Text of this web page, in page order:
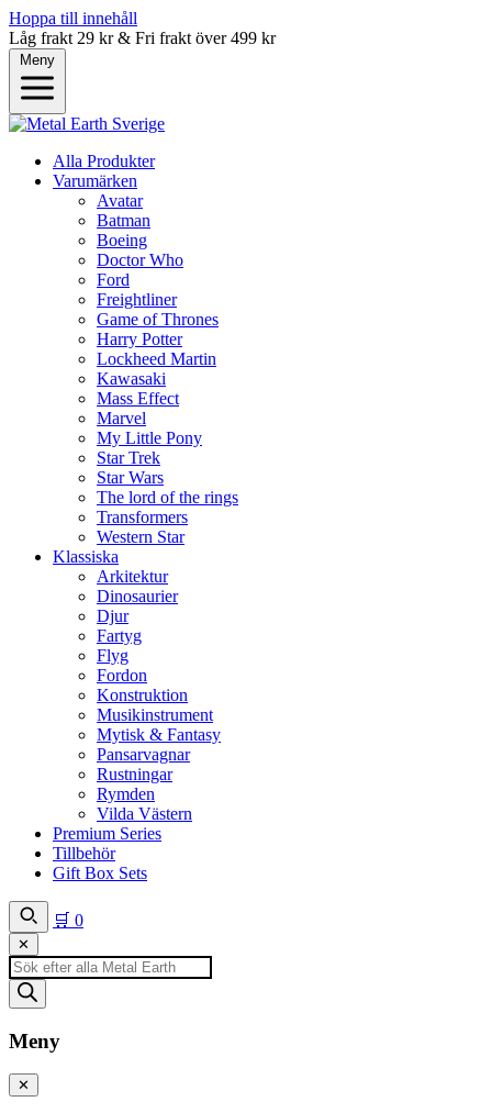
Hoppa till innehåll
Låg frakt 29 kr & Fri frakt över 499 kr
Meny
Alla Produkter
Varumärken
Avatar
Batman
Boeing
Doctor Who
Ford
Freightliner
Game of Thrones
Harry Potter
Lockheed Martin
Kawasaki
Mass Effect
Marvel
My Little Pony
Star Trek
Star Wars
The lord of the rings
Transformers
Western Star
Klassiska
Arkitektur
Dinosaurier
Djur
Fartyg
Flyg
Fordon
Konstruktion
Musikinstrument
Mytisk & Fantasy
Pansarvagnar
Rustningar
Rymden
Vilda Västern
Premium Series
Tillbehör
Gift Box Sets
🛒 0
✕
Produktsökning
Meny
✕